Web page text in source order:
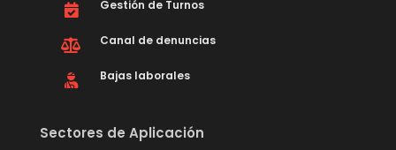
Gestión de Turnos
Canal de denuncias
Bajas laborales
Sectores de Aplicación